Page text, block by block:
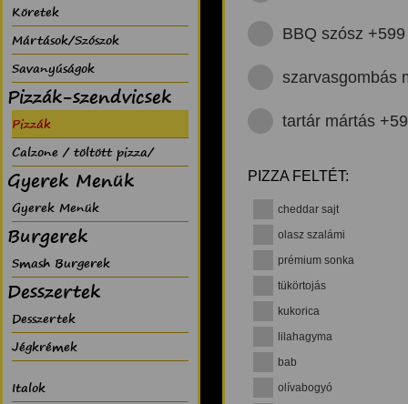
Köretek
Mártások/Szószok
Savanyúságok
Pizzák-szendvicsek
Pizzák
Calzone / töltött pizza/
Gyerek Menük
Gyerek Menük
Burgerek
Smash Burgerek
Desszertek
Desszertek
Jégkrémek
Italok
BBQ szósz +599
szarvasgombás
tartár mártás
PIZZA FELTÉT:
cheddar sajt
olasz szalámi
prémium sonka
tükörtojás
kukorica
lilahagyma
bab
olívabogyó